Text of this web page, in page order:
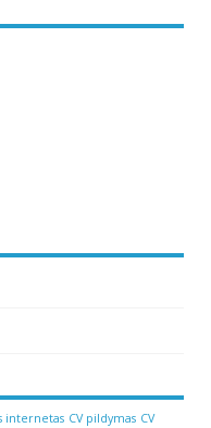
internetas CV pildymas CV